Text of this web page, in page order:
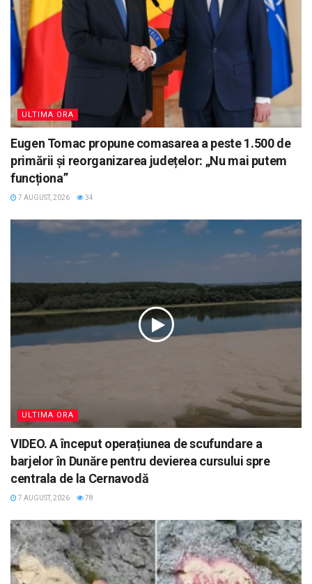
ULTIMA ORA
Eugen Tomac propune comasarea a peste 1.500 de
primării și reorganizarea județelor: „Nu mai putem
funcționa”
7 AUGUST, 2026 34
ULTIMA ORA
VIDEO. A început operațiunea de scufundare a
barjelor în Dunăre pentru devierea cursului spre
centrala de la Cernavodă
7 AUGUST, 2026 78